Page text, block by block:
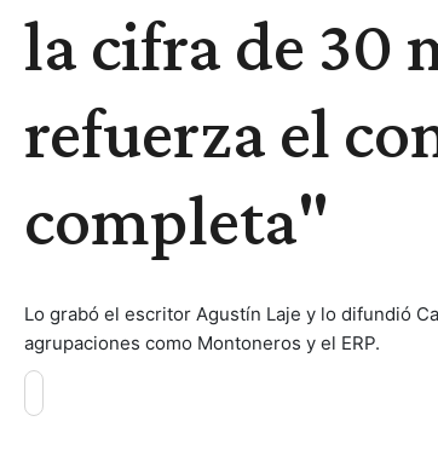
la cifra de 30
refuerza el
completa"
Lo grabó el escritor Agustín Laje y lo difundió
agrupaciones como Montoneros y el ERP.